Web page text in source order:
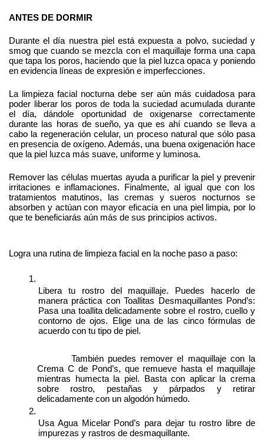
ANTES DE DORMIR
Durante el día nuestra piel está expuesta a polvo, suciedad y
smog que cuando se mezcla con el maquillaje forma una capa
que tapa los poros, haciendo que la piel luzca opaca y poniendo
en evidencia líneas de expresión e imperfecciones.
La limpieza facial nocturna debe ser aún más cuidadosa para
poder liberar los poros de toda la suciedad acumulada durante
el día, dándole oportunidad de oxigenarse correctamente
durante las horas de sueño, ya que es ahí cuando se lleva a
cabo la regeneración celular, un proceso natural que sólo pasa
en presencia de oxígeno. Además, una buena oxigenación hace
que la piel luzca más suave, uniforme y luminosa.
Remover las células muertas ayuda a purificar la piel y prevenir
irritaciones e inflamaciones. Finalmente, al igual que con los
tratamientos matutinos, las cremas y sueros nocturnos se
absorben y actúan con mayor eficacia en una piel limpia, por lo
que te beneficiarás aún más de sus principios activos.
Logra una rutina de limpieza facial en la noche paso a paso:
Libera tu rostro del maquillaje. Puedes hacerlo de
manera práctica con Toallitas Desmaquillantes Pond’s:
Pasa una toallita delicadamente sobre el rostro, cuello y
contorno de ojos. Elige una de las cinco fórmulas de
acuerdo con tu tipo de piel.
Crema C de Pond’s, que remueve hasta el maquillaje
mientras humecta la piel. Basta con aplicar la crema
sobre rostro, pestañas y párpados y retirar
delicadamente con un algodón húmedo.
Usa Agua Micelar Pond’s para dejar tu rostro libre de
impurezas y rastros de desmaquillante.